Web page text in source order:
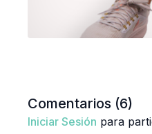
Comentarios (6)
Iniciar Sesión para